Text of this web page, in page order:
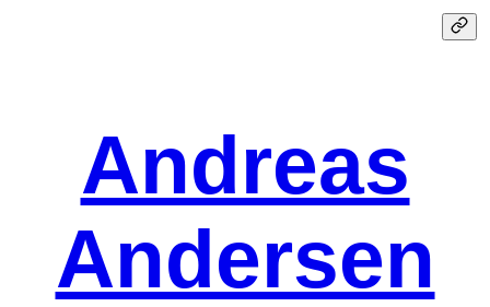
Andreas
Andersen